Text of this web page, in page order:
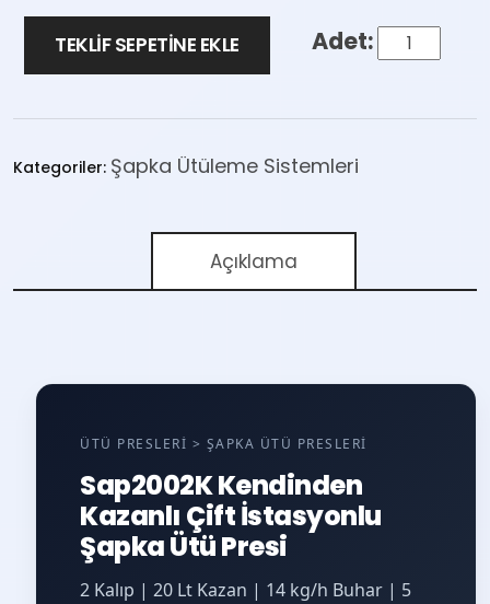
TEKLIF SEPETINE EKLE
Kategoriler: Şapka Ütüleme Sistemleri
Açıklama
ÜTÜ PRESLERI > ŞAPKA ÜTÜ PRESLERI
Sap2002K Kendinden
Kazanlı Çift İstasyonlu
Şapka Ütü Presi
2 Kalıp | 20 Lt Kazan | 14 kg/h Buhar | 5